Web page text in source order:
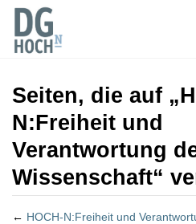
Seiten, die auf
N:Freiheit und
Verantwortung
Wissenschaft“
← HOCH-N:Freiheit und